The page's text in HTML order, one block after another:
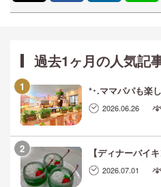
過去1ヶ月の人気記
*･.ママパパも楽
2026.06.26
【ディナーバイ
2026.07.01